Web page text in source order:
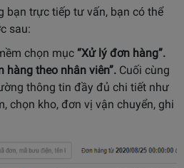
bạn trực tiếp tư vấn, bạn có thể
sau:
chọn mục “Xử lý đơn hàng”.
hàng theo nhân viên”. Cuối cùng
thông tin đầy đủ chi tiết như
chọn kho, đơn vị vận chuyển, ghi